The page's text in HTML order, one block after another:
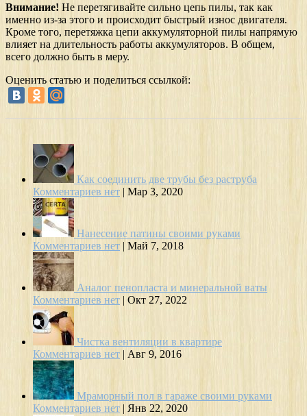
Внимание! Не перетягивайте сильно цепь пилы, так как
именно из-за этого и происходит быстрый износ двигателя.
Кроме того, перетяжка цепи аккумуляторной пилы напрямую
влияет на длительность работы аккумуляторов. В общем,
всего должно быть в меру.
Оценить статью и поделиться ссылкой:
Как соединить две трубы без раструба
Комментариев нет | Мар 3, 2020
Нанесение патины своими руками
Комментариев нет | Май 7, 2018
Аналог пенопласта и минеральной ваты
Комментариев нет | Окт 27, 2022
Чистка вентиляции в квартире
Комментариев нет | Авг 9, 2016
Мраморный пол в гараже своими руками
Комментариев нет | Янв 22, 2020